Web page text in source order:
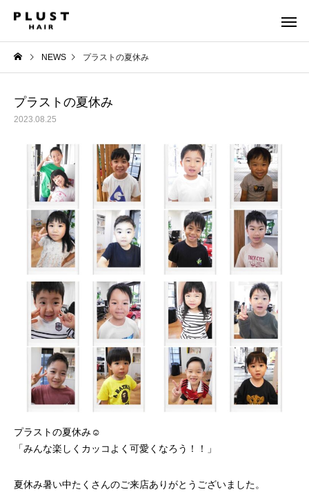
NEWS プラストの夏休み
プラストの夏休み
2023.08.25
プラストの夏休み☺︎
「みんな楽しくカッコよく可愛くなろう！！」
夏休み暑い中たくさんのご来店ありがとうございました。